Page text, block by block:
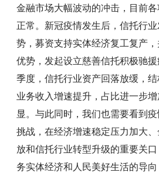
金融市场大幅波动的冲击，目前
正常。新冠疫情发生后，信托行
势，募资支持实体经济复工复产
优势，发起设立慈善信托积极驰
季度，信托行业资产回落放缓，
业务收入增速提升，占比进一步
显。与此同时，我们也需要看到
挑战，在经济增速稳定压力加大
放和信托行业转型升级的重要关
务实体经济和人民美好生活的导